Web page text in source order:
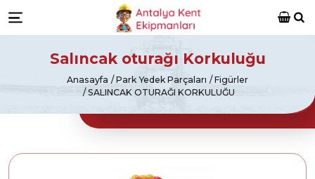
Antalya Kent Ekipmanları
Menü
Salıncak oturağı Korkuluğu
Anasayfa Park Yedek Parçaları
Figürler
SALINCAK OTURAĞI KORKULUĞU